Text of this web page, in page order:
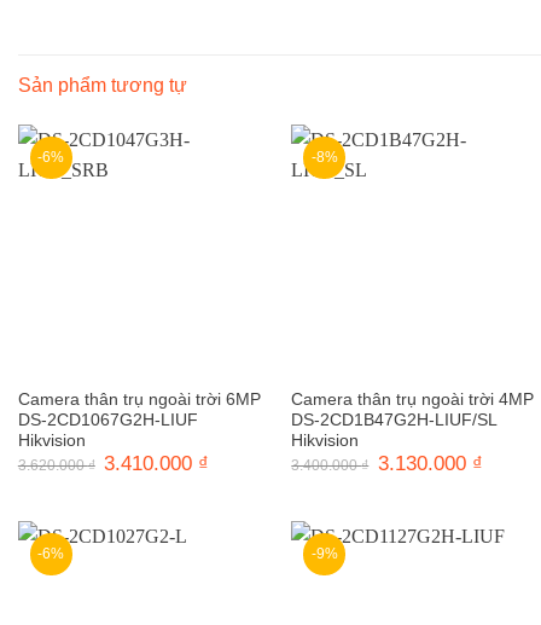
Sản phẩm tương tự
-6%
Camera thân trụ ngoài trời 6MP
DS-2CD1067G2H-LIUF
Hikvision
3.620.000₫ Giá
3.410.000 ₫
3.410.000 ₫.
-8%
Camera thân trụ ngoài trời 4MP
DS-2CD1B47G2H-LIUF/SL
Hikvision
3.400.000₫
Giá
3.130.000 ₫
-6% -9%